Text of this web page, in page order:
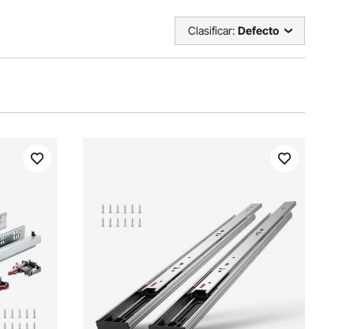
Clasificar: Defecto